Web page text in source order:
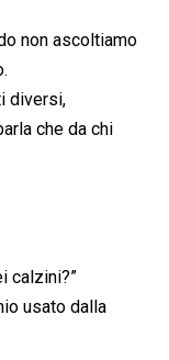
non ascoltiamo
diversi,
che da chi
calzini?”
usato dalla